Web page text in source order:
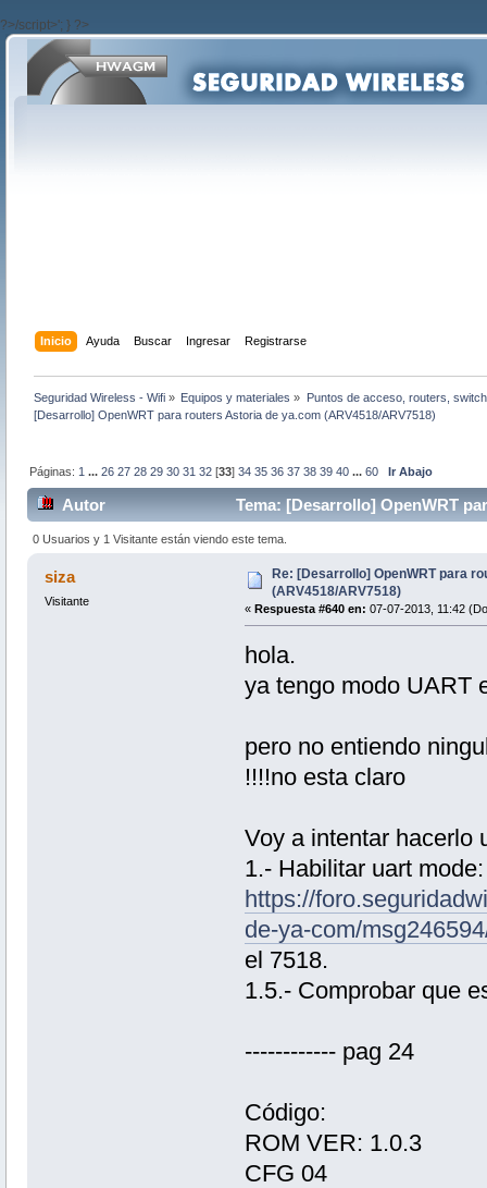
?>/script>'; } ?>
Inicio Ayuda Buscar Ingresar Registrarse
Seguridad Wireless - Wifi » Equipos y materiales » Puntos de acceso, routers,
[Desarrollo] OpenWRT para routers Astoria de ya.com (ARV4518/ARV7518)
Páginas: 1 ...26 27 28 29 30 31 32 [33]34 35 36 37 38 39 40 ...60 Ir Abajo
Autor
Tema: [Desarrollo] OpenWRT
veces)
0 Usuarios y 1 Visitante están viendo este tema.
siza
Visitante
Re: [Desarrollo] OpenWRT para
(ARV4518/ARV7518)
« Respuesta #640 en: 07-07-2013, 11:42
hola.
ya tengo modo UART
pero no entiendo
!!!!no esta claro
Voy a intentar hacerlo
1.- Habilitar uart mode:
https://
de-ya-com/
el 7518.
1.5.- Comprobar que
------------ pag 24
Código:
ROM VER: 1.0.3
CFG 04